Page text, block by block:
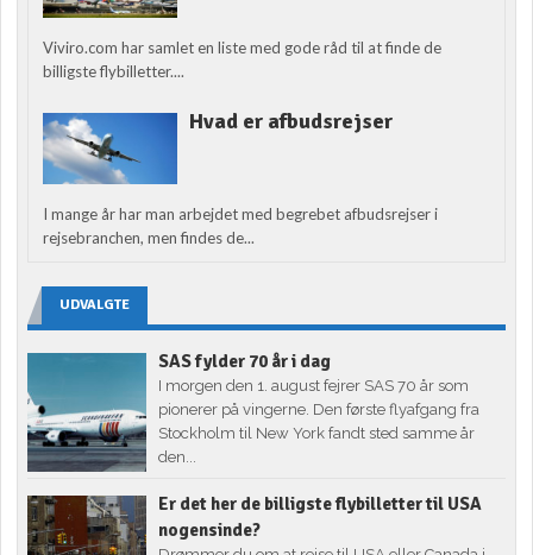
Viviro.com har samlet en liste med gode råd til at finde de
billigste flybilletter....
Hvad er afbudsrejser
I mange år har man arbejdet med begrebet afbudsrejser i
rejsebranchen, men findes de...
UDVALGTE
SAS fylder 70 år i dag
I morgen den 1. august fejrer SAS 70 år som
pionerer på vingerne. Den første flyafgang fra
Stockholm til New York fandt sted samme år
den...
Er det her de billigste flybilletter til USA
nogensinde?